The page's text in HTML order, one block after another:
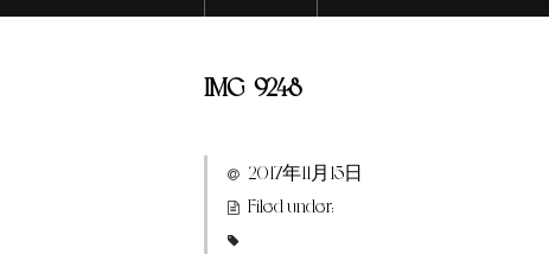
IMG_9248
2017年11月15日
Filed under: